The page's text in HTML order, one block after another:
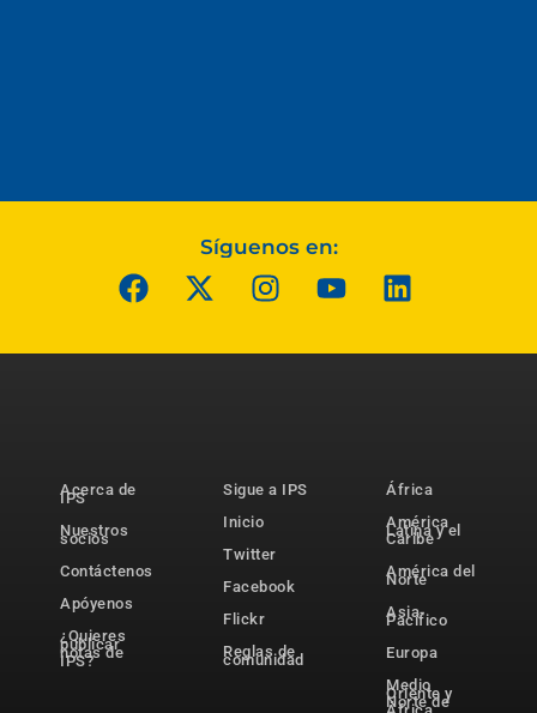
Síguenos en:
Acerca de
IPS
Nuestros
socios
Contáctenos
Apóyenos
¿Quieres
publicar
notas de
IPS?
Sigue a IPS
Inicio
Twitter
Facebook
Flickr
Reglas de
comunidad
África
América
Latina y el
Caribe
América del
Norte
Asia-
Pacífico
Europa
Medio
Oriente y
Norte de